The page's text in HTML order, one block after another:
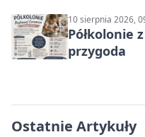
10 sierpnia 2026,
Półkolonie
przygoda
Ostatnie Artykuły